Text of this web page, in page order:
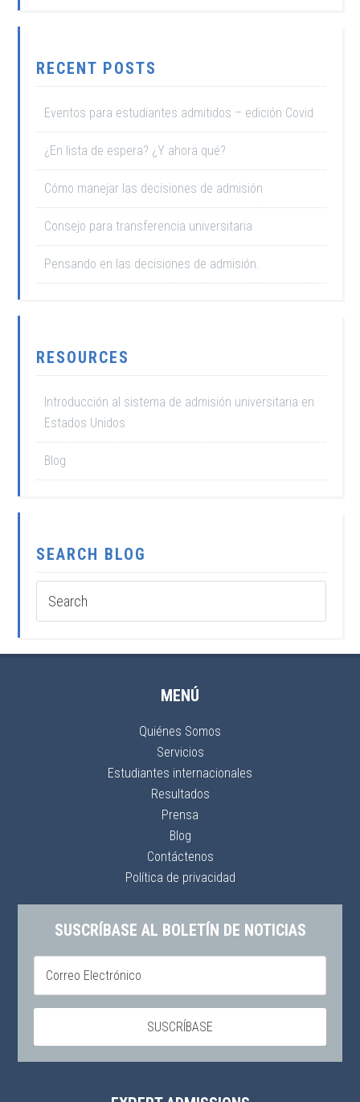
RECENT POSTS
Eventos para estudiantes admitidos – edición Covid
¿En lista de espera? ¿Y ahora qué?
Cómo manejar las decisiones de admisión
Consejo para transferencia universitaria
Pensando en las decisiones de admisión.
RESOURCES
Introducción al sistema de admisión universitaria en
Estados Unidos
Blog
SEARCH BLOG
MENÚ
Quiénes Somos
Servicios
Estudiantes internacionales
Resultados
Prensa
Blog
Contáctenos
Política de privacidad
SUSCRÍBASE AL BOLETÍN DE NOTICIAS